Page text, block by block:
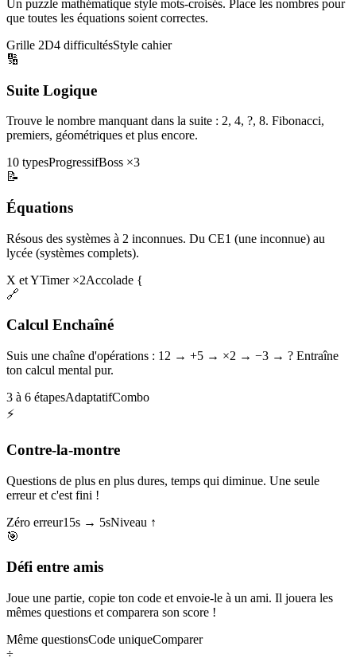
Un puzzle mathématique style mots-croisés. Place les nombres pour
que toutes les équations soient correctes.
Grille 2D4 difficultésStyle cahier
🔢
Suite Logique
Trouve le nombre manquant dans la suite : 2, 4, ?, 8. Fibonacci,
premiers, géométriques et plus encore.
10 typesProgressifBoss ×3
📝
Équations
Résous des systèmes à 2 inconnues. Du CE1 (une inconnue) au
lycée (systèmes complets).
X et YTimer ×2Accolade {
🔗
Calcul Enchaîné
Suis une chaîne d'opérations : 12 → +5 → ×2 → −3 → ? Entraîne
ton calcul mental pur.
3 à 6 étapesAdaptatifCombo
⚡
Contre-la-montre
Questions de plus en plus dures, temps qui diminue. Une seule
erreur et c'est fini !
Zéro erreur15s → 5sNiveau ↑
🎯
Défi entre amis
Joue une partie, copie ton code et envoie-le à un ami. Il jouera les
mêmes questions et comparera son score !
Même questionsCode uniqueComparer
÷